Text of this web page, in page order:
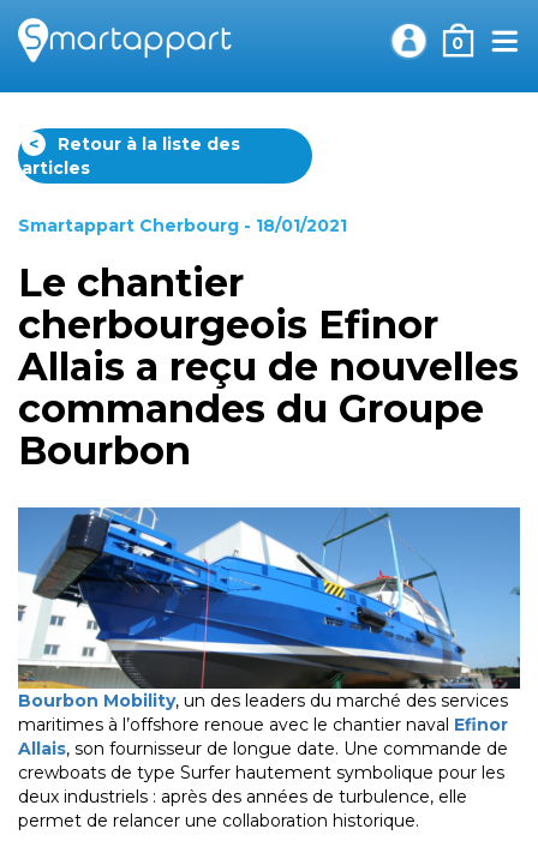
0
<
Retour à la liste des
articles
Smartappart Cherbourg - 18/01/2021
Le chantier
cherbourgeois Efinor
Allais a reçu de nouvelles
commandes du Groupe
Bourbon
Bourbon Mobility, un des leaders du marché des services
maritimes à l’offshore renoue avec le chantier naval Efinor
Allais, son fournisseur de longue date. Une commande de
crewboats de type Surfer hautement symbolique pour les
deux industriels : après des années de turbulence, elle
permet de relancer une collaboration historique.